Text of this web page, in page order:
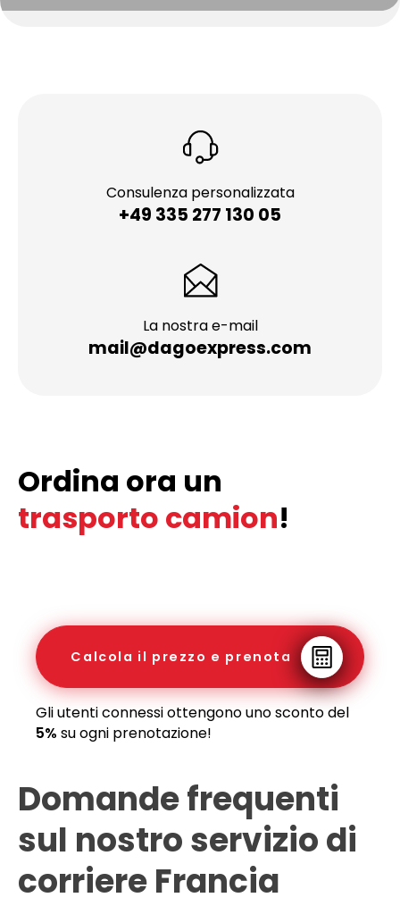
Consulenza personalizzata
+49 335 277 130 05
La nostra e-mail
mail@dagoexpress.com
Ordina ora un
trasporto camion!
Calcola il prezzo e prenota
Gli utenti connessi ottengono uno sconto del
5% su ogni prenotazione!
Domande frequenti
sul nostro servizio di
corriere Francia